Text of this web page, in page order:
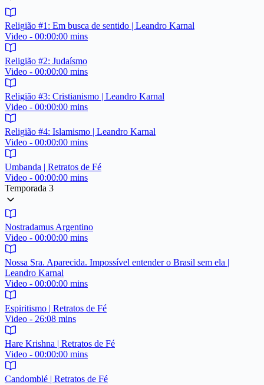
Religião #1: Em busca de sentido | Leandro Karnal
Video - 00:00:00 mins
Religião #2: Judaísmo
Video - 00:00:00 mins
Religião #3: Cristianismo | Leandro Karnal
Video - 00:00:00 mins
Religião #4: Islamismo | Leandro Karnal
Video - 00:00:00 mins
Umbanda | Retratos de Fé
Video - 00:00:00 mins
Temporada 3
Nostradamus Argentino
Video - 00:00:00 mins
Nossa Sra. Aparecida. Impossível entender o Brasil sem ela |
Leandro Karnal
Video - 00:00:00 mins
Espiritismo | Retratos de Fé
Video - 26:08 mins
Hare Krishna | Retratos de Fé
Video - 00:00:00 mins
Candomblé | Retratos de Fé